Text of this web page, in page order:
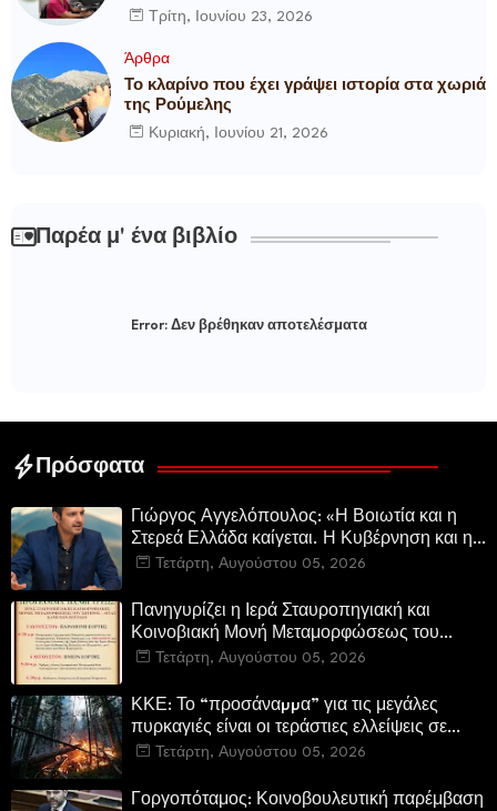
Metropolitan General
Τρίτη, Ιουνίου 23, 2026
Άρθρα
Το κλαρίνο που έχει γράψει ιστορία στα χωριά
της Ρούμελης
Κυριακή, Ιουνίου 21, 2026
Παρέα μ' ένα βιβλίο
Error:Δεν βρέθηκαν αποτελέσματα
Πρόσφατα
Γιώργος Αγγελόπουλος: «Η Βοιωτία και η
Στερεά Ελλάδα καίγεται. Η Κυβέρνηση και η
Περιφερειακή Αρχή αυτοθαυμάζονται.»
Τετάρτη, Αυγούστου 05, 2026
Πανηγυρίζει η Ιερά Σταυροπηγιακή και
Κοινοβιακή Μονή Μεταμορφώσεως του
Σωτήρος Καμενων Βουρλων (Μονή Αγιάς ή
Τετάρτη, Αυγούστου 05, 2026
ΚΚΕ: Το “προσάναµµα” για τις μεγάλες
πυρκαγιές είναι οι τεράστιες ελλείψεις σε
µέσα και προσωπικό στην Πυροσβεστική και
Τετάρτη, Αυγούστου 05, 2026
Γοργοπόταμος: Κοινοβουλευτική παρέμβαση